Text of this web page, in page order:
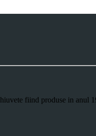
fiind produse in anul